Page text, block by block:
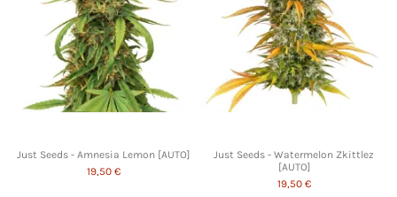
Just Seeds - Amnesia Lemon [AUTO]
19,50 €
Just Seeds - Watermelon Zkittlez
[AUTO]
19,50 €